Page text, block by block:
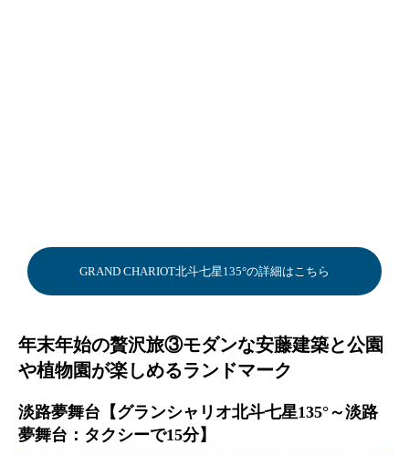
GRAND CHARIOT北斗七星135°の詳細はこちら
年末年始の贅沢旅③モダンな安藤建築と公園
や植物園が楽しめるランドマーク
淡路夢舞台【グランシャリオ北斗七星135°～淡路
夢舞台：タクシーで15分】